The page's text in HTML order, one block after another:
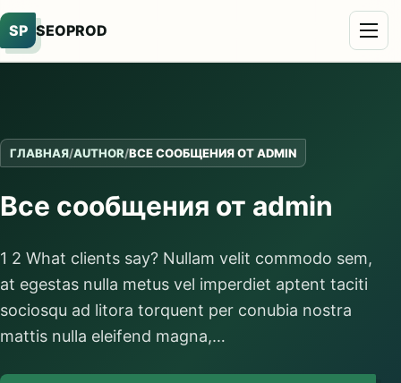
SP SEOPROD
ГЛАВНАЯ/AUTHOR/ВСЕ СООБЩЕНИЯ ОТ ADMIN
Все сообщения от admin
1 2 What clients say? Nullam velit commodo sem,
at egestas nulla metus vel imperdiet aptent taciti
sociosqu ad litora torquent per conubia nostra
mattis nulla eleifend magna,…